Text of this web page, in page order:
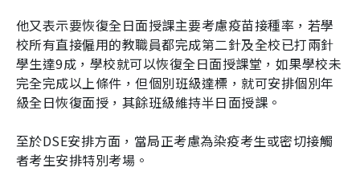
他又表示要恢復全日面授課主要考慮疫苗接種率，若學
校所有直接僱用的教職員都完成第二針及全校已打兩針
學生達9成，學校就可以恢復全日面授課堂，如果學校未
完全完成以上條件，但個別班級達標，就可安排個別年
級全日恢復面授，其餘班級維持半日面授課。
至於DSE安排方面，當局正考慮為染疫考生或密切接觸
者考生安排特別考場。